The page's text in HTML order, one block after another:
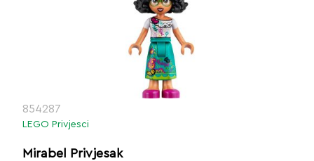
854287
LEGO Privjesci
Mirabel Privjesak